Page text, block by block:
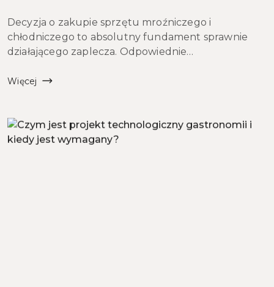
Decyzja o zakupie sprzętu mroźniczego i
chłodniczego to absolutny fundament sprawnie
działającego zaplecza. Odpowiednie
dotkliwym stratom towaru, gwarantuje
Więcej